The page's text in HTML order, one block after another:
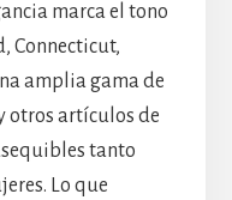
marca el tono
Connecticut,
amplia gama de
otros artículos de
tanto
Lo que